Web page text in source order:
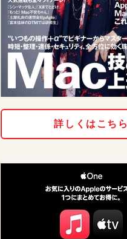
詳しくはこちら